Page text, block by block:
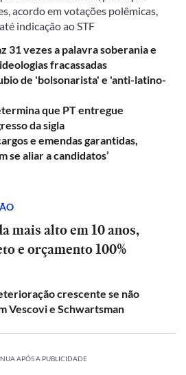
acordo em votações polêmicas,
indicação ao STF
31 vezes a palavra soberania e
fracassadas
de 'bolsonarista' e 'anti-latino-
que PT entregue
da sigla
e emendas garantidas,
se aliar a candidatos’
mais alto em 10 anos,
e orçamento 100%
crescente se não
Vescovi e Schwartsman
APÓS A PUBLICIDADE